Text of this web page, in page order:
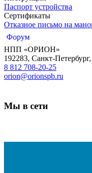
Паспорт устройства
Сертификаты
Отказное письмо на
Форум
НПП «ОРИОН»
192283, Санкт-Петербург,
8 812 708-20-25
orion@orionspb.ru
Мы в сети